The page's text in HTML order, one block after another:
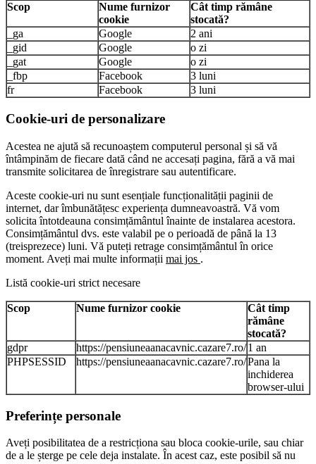
Scop
Nume furnizor
cookie
Cât timp rămâne
stocată?
_ga
Google
2 ani
_gid
Google
o zi
_gat
Google
o zi
_fbp
Facebook
3 luni
fr
Facebook 3 luni
Cookie-uri de personalizare
Acestea ne ajută să recunoaștem computerul personal și să vă
întâmpinăm de fiecare dată când ne accesați pagina, fără a vă mai
transmite solicitarea de înregistrare sau autentificare.
Aceste cookie-uri nu sunt esențiale funcționalității paginii de
internet, dar îmbunătățesc experiența dumneavoastră. Vă vom
solicita întotdeauna consimțământul înainte de instalarea acestora.
Consimțământul dvs. este valabil pe o perioadă de până la 13
(treisprezece) luni. Vă puteți retrage consimțământul în orice
moment. Aveți mai multe informații mai jos .
Listă cookie-uri strict necesare
Scop Nume furnizor cookie
Cât timp
rămâne
stocată?
gdpr
https://pensiuneaanacavnic.cazare7.ro/1 an
PHPSESSID
https://pensiuneaanacavnic.cazare7.ro/Pana la
inchiderea
browser-ului
Preferințe personale
Aveți posibilitatea de a restricționa sau bloca cookie-urile, sau chiar
de a le șterge pe cele deja instalate. În acest caz, este posibil să nu